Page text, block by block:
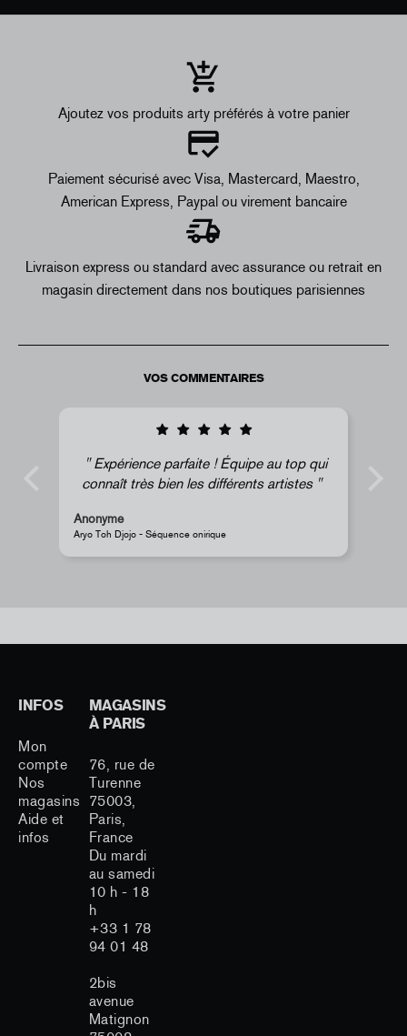
Ajoutez vos produits arty préférés à votre panier
Paiement sécurisé avec Visa, Mastercard, Maestro,
American Express, Paypal ou virement bancaire
Livraison express ou standard avec assurance ou retrait en
magasin directement dans nos boutiques parisiennes
VOS COMMENTAIRES
Expérience parfaite ! Équipe au top qui
connaît très bien les différents artistes
Anonyme
Aryo Toh Djojo - Séquence onirique
INFOS
Mon
compte
Nos
magasins
Aide et
infos
MAGASINS
À PARIS
76, rue de
Turenne
75003,
Paris,
France
Du mardi
au samedi
10 h - 18
h
+33 1 78
94 01 48
2bis
avenue
Matignon